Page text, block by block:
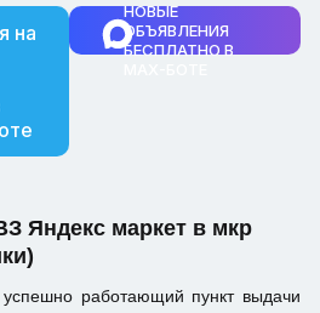
на
НОВЫЕ
ОБЪЯВЛЕНИЯ
БЕСПЛАТНО В
Яндекс маркет в мкр
работающий пункт выдачи